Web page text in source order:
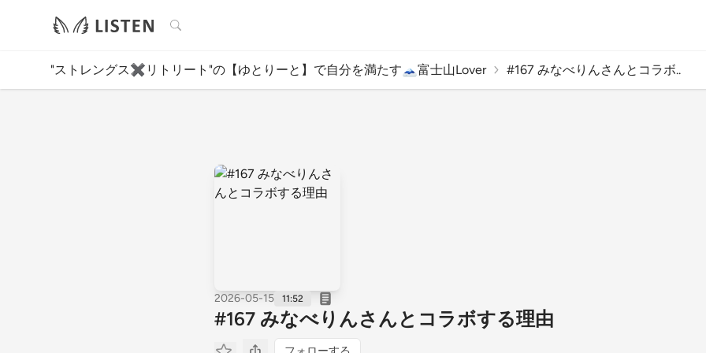
検索
"ストレングス✖️リトリート"の【ゆとりーと】で自分を満たす🗻富士山Lover #167 みなべりんさんとコラボ..
2026-05-15 11:52
#167 みなべりんさんとコラボする理由